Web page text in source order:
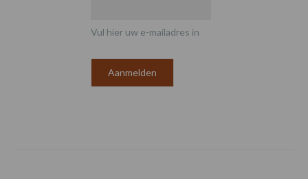
Vul hier uw e-mailadres in